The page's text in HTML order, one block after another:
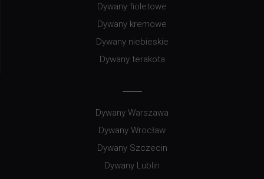
Dywany fioletowe
Dywany kremowe
Dywany niebieskie
Dywany terakota
Dywany Warszawa
Dywany Wrocław
Dywany Szczecin
Dywany Lublin